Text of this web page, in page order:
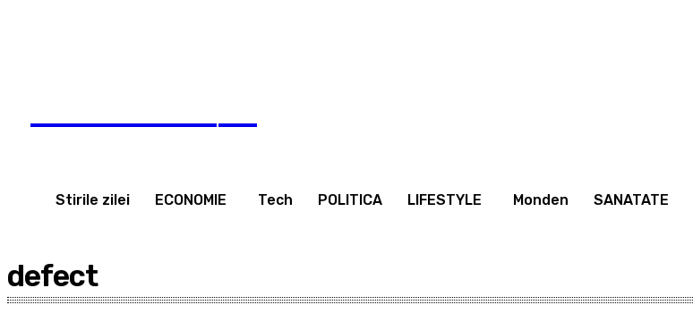
Stirile zilei ECONOMIE Tech POLITICA LIFESTYLE Monden SANATATE
defect